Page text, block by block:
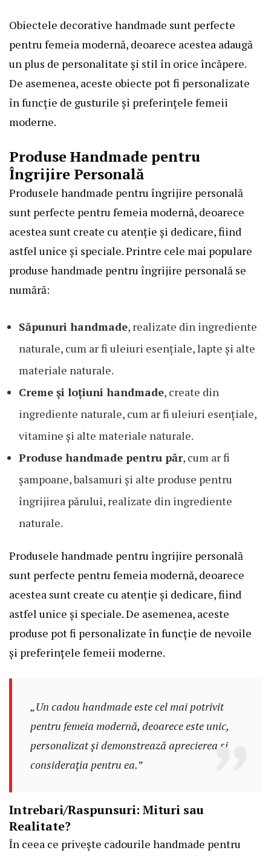
Obiectele decorative handmade sunt perfecte
pentru femeia modernă, deoarece acestea adaugă
un plus de personalitate și stil în orice încăpere.
De asemenea, aceste obiecte pot fi personalizate
în funcție de gusturile și preferințele femeii
moderne.
Produse Handmade pentru
Îngrijire Personală
Produsele handmade pentru îngrijire personală
sunt perfecte pentru femeia modernă, deoarece
acestea sunt create cu atenție și dedicare, fiind
astfel unice și speciale. Printre cele mai populare
produse handmade pentru îngrijire personală se
numără:
Săpunuri handmade, realizate din ingrediente
naturale, cum ar fi uleiuri esențiale, lapte și alte
materiale naturale.
Creme și loțiuni handmade, create din
ingrediente naturale, cum ar fi uleiuri esențiale,
vitamine și alte materiale naturale.
Produse handmade pentru păr, cum ar fi
șampoane, balsamuri și alte produse pentru
îngrijirea părului, realizate din ingrediente
naturale.
Produsele handmade pentru îngrijire personală
sunt perfecte pentru femeia modernă, deoarece
acestea sunt create cu atenție și dedicare, fiind
astfel unice și speciale. De asemenea, aceste
produse pot fi personalizate în funcție de nevoile
și preferințele femeii moderne.
„Un cadou handmade este cel mai potrivit
pentru femeia modernă, deoarece este unic,
personalizat și demonstrează aprecierea și
considerația pentru ea.”
Intrebari/Raspunsuri: Mituri sau
Realitate?
În ceea ce privește cadourile handmade pentru